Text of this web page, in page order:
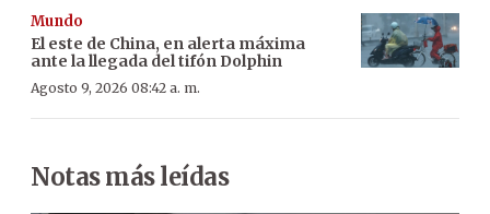
Mundo
El este de China, en alerta máxima
ante la llegada del tifón Dolphin
Agosto 9, 2026 08:42 a. m.
Notas más leídas